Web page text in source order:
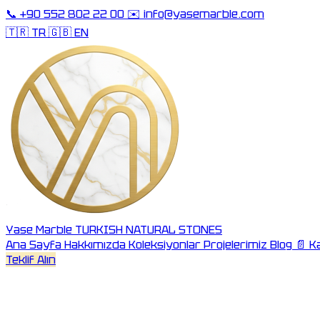
📞 +90 552 802 22 00 ✉️ info@yasemarble.com
🇹🇷 TR🇬🇧 EN
Yase Marble TURKISH NATURAL STONES
Ana SayfaHakkımızdaKoleksiyonlarProjelerimiz Blog 📄
Teklif Alın